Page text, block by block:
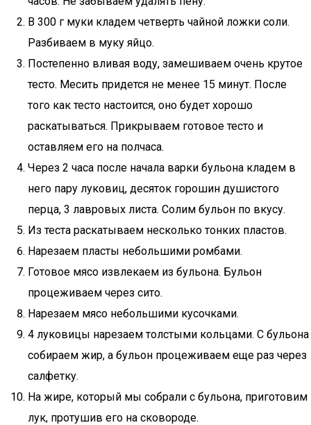
В 300 г муки кладем четверть чайной ложки соли.
Разбиваем в муку яйцо.
Постепенно вливая воду, замешиваем очень крутое
тесто. Месить придется не менее 15 минут. После
того как тесто настоится, оно будет хорошо
раскатываться. Прикрываем готовое тесто и
оставляем его на полчаса.
Через 2 часа после начала варки бульона кладем в
него пару луковиц, десяток горошин душистого
перца, 3 лавровых листа. Солим бульон по вкусу.
Из теста раскатываем несколько тонких пластов.
Нарезаем пласты небольшими ромбами.
Готовое мясо извлекаем из бульона. Бульон
процеживаем через сито.
Нарезаем мясо небольшими кусочками.
4 луковицы нарезаем толстыми кольцами. С бульона
собираем жир, а бульон процеживаем еще раз через
салфетку.
На жире, который мы собрали с бульона, приготовим
лук, протушив его на сковороде.